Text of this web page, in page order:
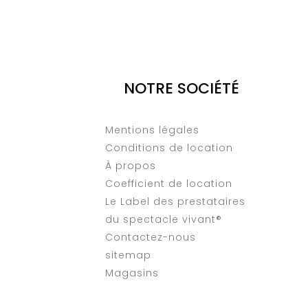
NOTRE SOCIÉTÉ
Mentions légales
Conditions de location
À propos
Coefficient de location
Le Label des prestataires
du spectacle vivant®
Contactez-nous
sitemap
Magasins